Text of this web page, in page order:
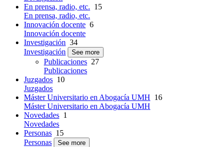
En prensa, radio, etc. 15
En prensa, radio, etc.
Innovación docente 6
Innovación docente
Investigación 34
Investigación
See more
Publicaciones 27
Publicaciones
Juzgados 10
Juzgados
Máster Universitario en Abogacía UMH 16
Máster Universitario en Abogacía UMH
Novedades 1
Novedades
Personas 15
Personas
See more